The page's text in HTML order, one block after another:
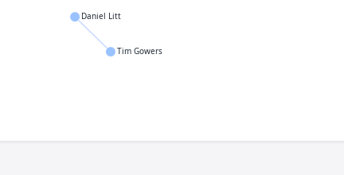
Daniel Litt
Tim Gowers